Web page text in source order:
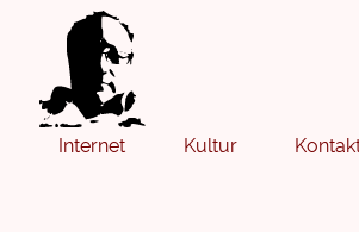
Internet Kultur